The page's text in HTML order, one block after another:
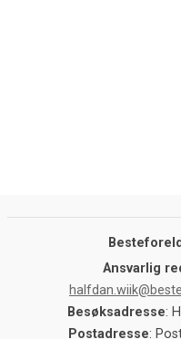
Ansvarlig
Besøksadresse:
Postadresse: